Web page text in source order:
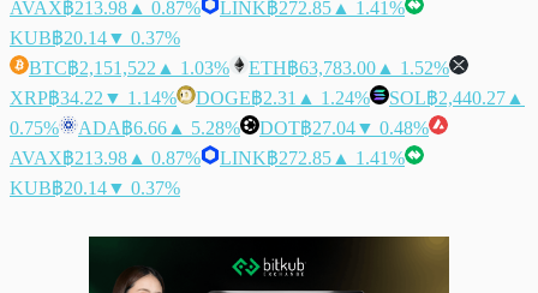
AVAX฿213.98 ▲ 0.87% LINK฿272.85 ▲ 1.41%
KUB฿20.14▼ 0.37%
BTC฿2,151,522 ▲ 1.03% ETH฿63,783.00 ▲ 1.52%
XRP฿34.22 ▼ 1.14% DOGE฿2.31 ▲ 1.24% SOL฿2,440.27 ▲
0.75%
ADA฿6.66 ▲ 5.28% DOT฿27.04▼ 0.48%
AVAX฿213.98 ▲ 0.87% LINK฿272.85 ▲ 1.41%
KUB฿20.14▼ 0.37%